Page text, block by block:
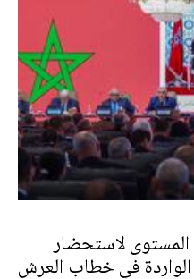
لاستحضار
الواردة في خطاب العرش